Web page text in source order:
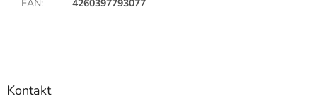
EAN: 4260397793077
Z
Kontakt